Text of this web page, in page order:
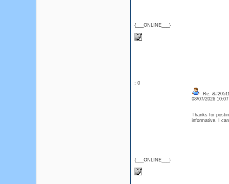
{___ONLINE___}
: 0
{___ONLINE___}
Re:
08/07/2026
Thanks for
informative. I